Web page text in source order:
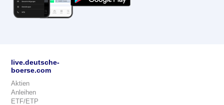
live.deutsche-
boerse.com
Aktien
Anleihen
ETF/ETP